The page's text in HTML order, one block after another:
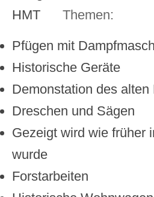
Themen:
Pfügen mit
Historische Geräte
Demonstation des alten
Dreschen und Sägen
Gezeigt wird wie früher
wurde
Forstarbeiten